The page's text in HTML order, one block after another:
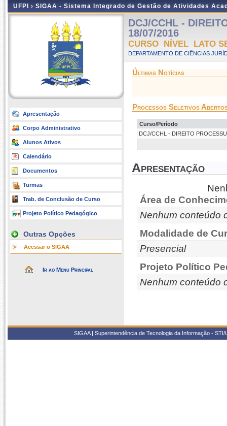
UFPI › SIGAA - Sistema Integrado de Gestão de Atividades
Apresentação
Corpo Administrativo
Alunos Ativos
Calendário
Documentos
Turmas
Trab. de Conclusão de Curso
Projeto Político Pedagógico
Outras Opções
Acessar o SIGAA
Ir ao Menu Principal
DCJ/CCHL -
18/07/2016
CURSO NÍVEL LATO
DEPARTAMENTO DE CIÊNCIAS
Últimas Notícias
Processos Seletivos
Curso/Período
DCJ/CCHL - DIREITO
Apresentação
Área de
Nenhum conteúdo
Modalidade de
Presencial
Projeto Político
Nenhum conteúdo
SIGAA | Superintendência de Tecnologia da Informação -